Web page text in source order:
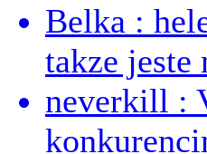
Belka :
takze
neverkill :